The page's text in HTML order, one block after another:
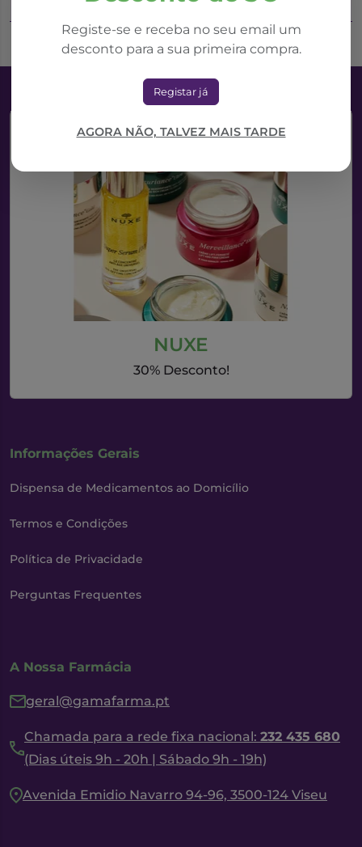
Registe-se e receba no seu email um
desconto para a sua primeira compra.
Registar já
AGORA NÃO, TALVEZ MAIS TARDE
Adicionar ao Carrinho Adicionar ao Carrinho
NUXE
30% Desconto!
Informações Gerais
Dispensa de Medicamentos ao Domicílio
Termos e Condições
Política de Privacidade
Perguntas Frequentes
A Nossa Farmácia
geral@gamafarma.pt
Chamada para a rede fixa nacional: 232 435 680
(Dias úteis 9h - 20h | Sábado 9h - 19h)
Avenida Emidio Navarro 94-96, 3500-124 Viseu